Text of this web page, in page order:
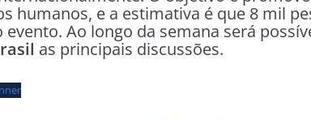
humanos, e a estimativa é que 8 mil
Ao longo da semana será
as principais discussões.